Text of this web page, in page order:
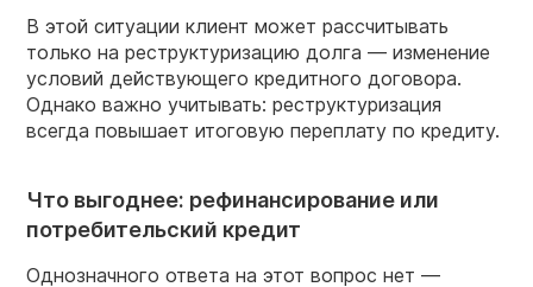
В этой ситуации клиент может рассчитывать
только на реструктуризацию долга — изменение
условий действующего кредитного договора.
Однако важно учитывать: реструктуризация
всегда повышает итоговую переплату по кредиту.
Что выгоднее: рефинансирование или
потребительский кредит
Однозначного ответа на этот вопрос нет —